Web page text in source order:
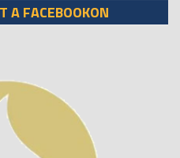
A FACEBOOKON